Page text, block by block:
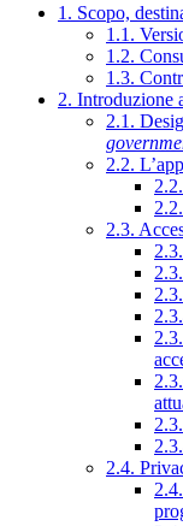
1. Scopo,
1.1.
1.2.
1.3.
2. Introduzione
2.1.
2.2.
2.3.
2.4.